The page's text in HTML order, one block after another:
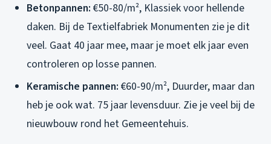
Betonpannen: €50-80/m², Klassiek voor hellende
daken. Bij de Textielfabriek Monumenten zie je dit
veel. Gaat 40 jaar mee, maar je moet elk jaar even
controleren op losse pannen.
Keramische pannen: €60-90/m², Duurder, maar dan
heb je ook wat. 75 jaar levensduur. Zie je veel bij de
nieuwbouw rond het Gemeentehuis.